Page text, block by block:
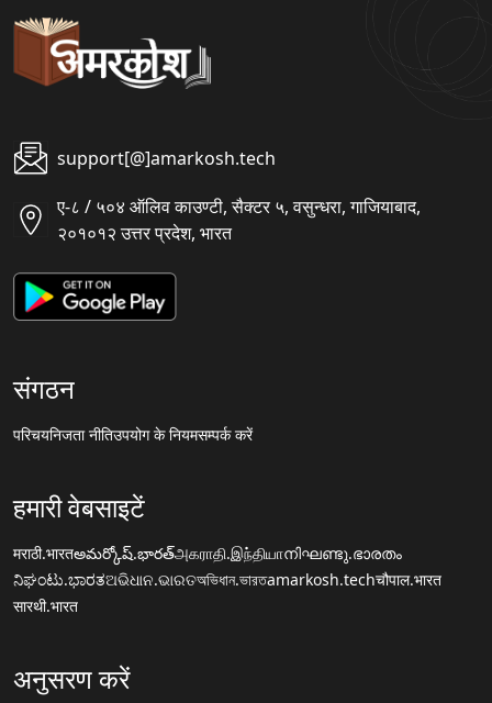
support[@]amarkosh.tech
ए-८ / ५०४ ऑलिव काउण्टी, सैक्टर ५, वसुन्धरा, गाजियाबाद,
२०१०१२ उत्तर प्रदेश, भारत
संगठन
परिचयनिजता नीतिउपयोग के नियमसम्पर्क करें
हमारी वेबसाइटें
मराठी.भारतఅమర్కోష్.భారత్அகராதி.இந்தியாനിഘണ്ടു.ഭാരതം
ನಿಘಂಟು.ಭಾರತଅଭିଧାନ.ଭାରତঅভিধান.ভারতamarkosh.techचौपाल.भारत
सारथी.भारत
अनुसरण करें